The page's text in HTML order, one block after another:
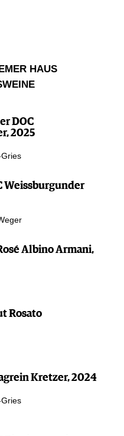
HAUS
DOC
2025
Weissburgunder
Albino Armani,
Rosato
Kretzer, 2024